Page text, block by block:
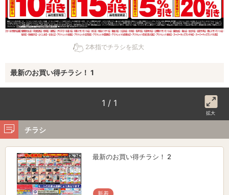
2本指でチラシを拡大
最新のお買い得チラシ！ 1
1 / 1
拡大
チラシ
最新のお買い得チラシ！ 2